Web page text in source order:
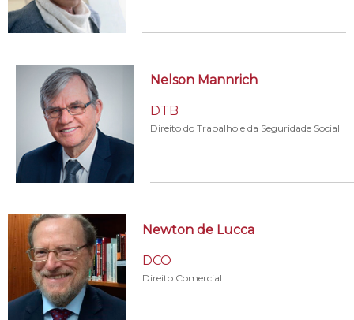
Nelson Mannrich
DTB
Direito do Trabalho e da Seguridade Social
Newton de Lucca
DCO
Direito Comercial